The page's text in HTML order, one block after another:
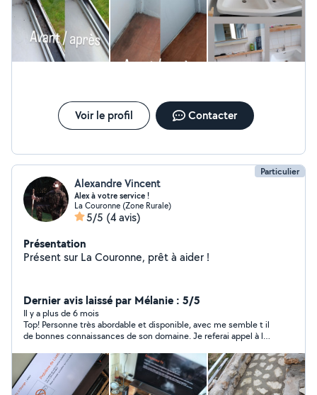
Voir le profil Contacter
Particulier
Alexandre Vincent
Alex à votre service !
La Couronne (Zone Rurale)
5/5 (4 avis)
Présentation
Présent sur La Couronne, prêt à aider !
Dernier avis laissé par Mélanie : 5/5
Il y a plus de 6 mois
Top! Personne très abordable et disponible, avec me semble t il
de bonnes connaissances de son domaine. Je referai appel à lui